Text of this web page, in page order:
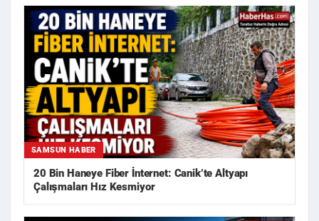
SAMSUN HABER
20 Bin Haneye Fiber İnternet: Canik’te Altyapı
Çalışmaları Hız Kesmiyor